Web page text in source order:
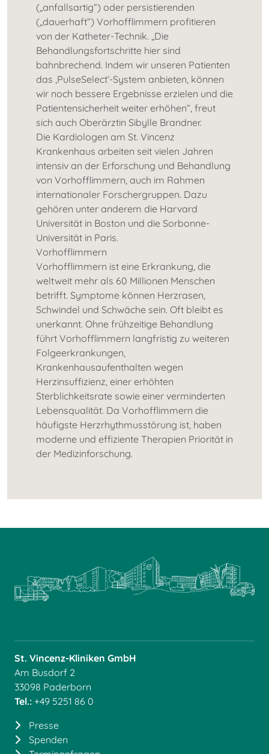
(„anfallsartig“) oder persistierenden
(„dauerhaft“) Vorhofflimmern profitieren
von der Katheter-Technik. „Die
Behandlungsfortschritte hier sind
bahnbrechend. Indem wir unseren Patienten
das ‚PulseSelect‘-System anbieten, können
wir noch bessere Ergebnisse erzielen und die
Patientensicherheit weiter erhöhen“, freut
sich auch Oberärztin Sibylle Brandner.
Die Kardiologen am St. Vincenz
Krankenhaus arbeiten seit vielen Jahren
intensiv an der Erforschung und Behandlung
von Vorhofflimmern, auch im Rahmen
internationaler Forschergruppen. Dazu
gehören unter anderem die Harvard
Universität in Boston und die Sorbonne-
Universität in Paris.
Vorhofflimmern
Vorhofflimmern ist eine Erkrankung, die
weltweit mehr als 60 Millionen Menschen
betrifft. Symptome können Herzrasen,
Schwindel und Schwäche sein. Oft bleibt es
unerkannt. Ohne frühzeitige Behandlung
führt Vorhofflimmern langfristig zu weiteren
Folgeerkrankungen,
Krankenhausaufenthalten wegen
Herzinsuffizienz, einer erhöhten
Sterblichkeitsrate sowie einer verminderten
Lebensqualität. Da Vorhofflimmern die
häufigste Herzrhythmusstörung ist, haben
moderne und effiziente Therapien Priorität in
der Medizinforschung.
St. Vincenz-Kliniken GmbH
Am Busdorf 2
33098 Paderborn
Tel.: +49 5251 86 0
Presse
Spenden